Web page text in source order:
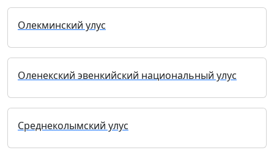
Олекминский улус
Оленекский эвенкийский национальный улус
Среднеколымский улус